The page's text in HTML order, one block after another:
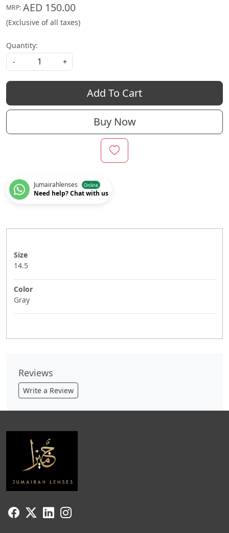
MRP: AED 150.00
(Exclusive of all taxes)
Quantity:
-
+
Add To Cart
Buy Now
Jumairahlenses Online
Need help? Chat with us
Size
14.5
Color
Gray
Reviews
Write a Review